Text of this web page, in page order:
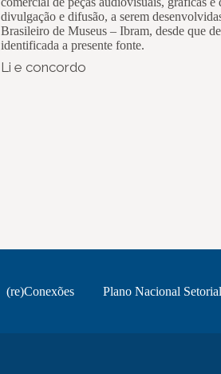
divulgação e difusão, a serem
Brasileiro de Museus – Ibram, desde que
identificada a presente fonte.
Li e concordo
(re)Conexões Plano Nacional